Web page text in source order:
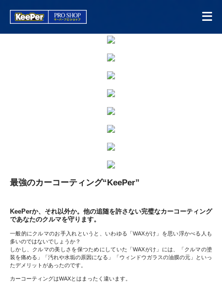
最強のカーコーティング“KeePer”
KeePerか、それ以外か。他の追随を許さない完璧なカーコーティング
であなたのクルマを守ります。
一般的にクルマのお手入れというと、いわゆる「WAXがけ」を思い浮かべる人も
多いのではないでしょうか？
しかし、クルマの美しさを保つためにしていた「WAXがけ」には、「クルマの塗
装を痛める」「汚れや水垢の原因になる」「ウィンドウガラスの油膜の元」といっ
たデメリットがあったのです。
カーコーティングはWAXとはまったく違います。